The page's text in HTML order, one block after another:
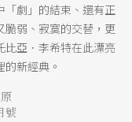
劇」的結束、還有正
脆弱、寂寞的交替，更
亞．李希特在此漂亮
新經典。
號